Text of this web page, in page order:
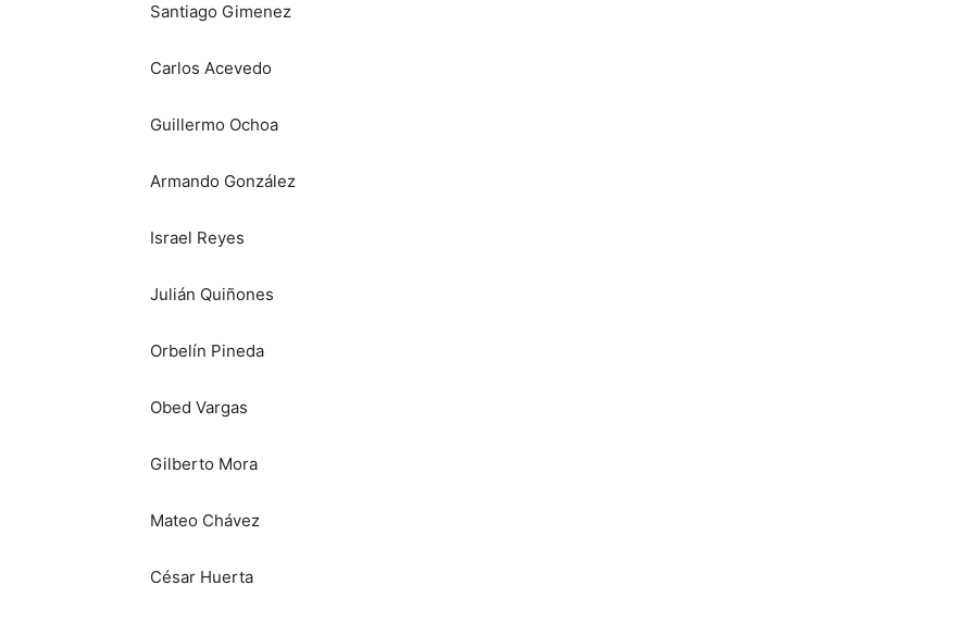
Santiago Gimenez
Carlos Acevedo
Guillermo Ochoa
Armando González
Israel Reyes
Julián Quiñones
Orbelín Pineda
Obed Vargas
Gilberto Mora
Mateo Chávez
César Huerta